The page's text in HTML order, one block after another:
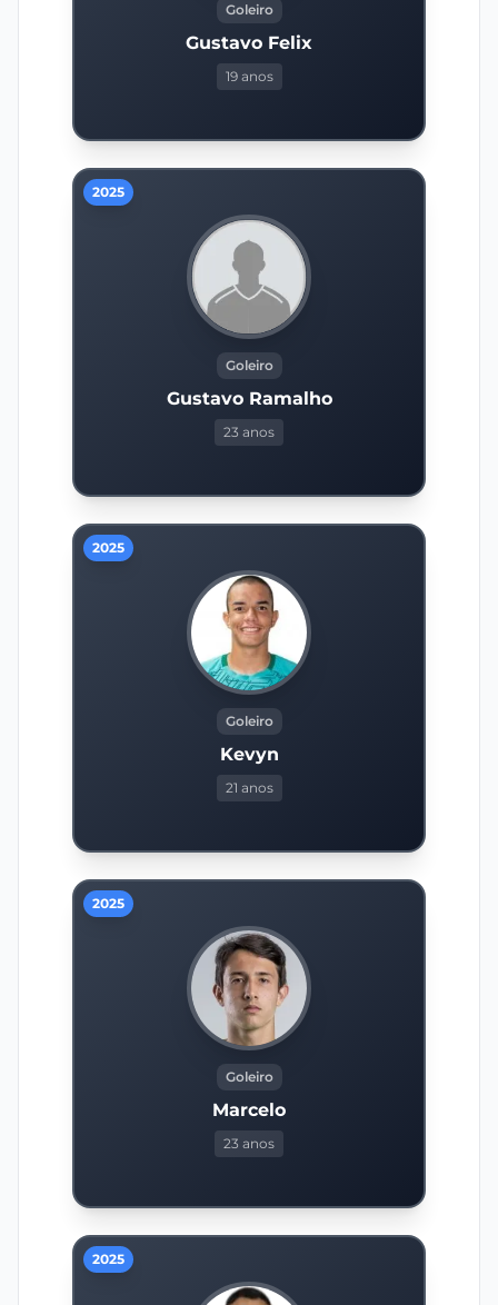
Goleiro
Gustavo Felix
19 anos
2025
Goleiro
Gustavo Ramalho
23 anos
2025
Goleiro
Kevyn
21 anos
2025
Goleiro
Marcelo
23 anos
2025